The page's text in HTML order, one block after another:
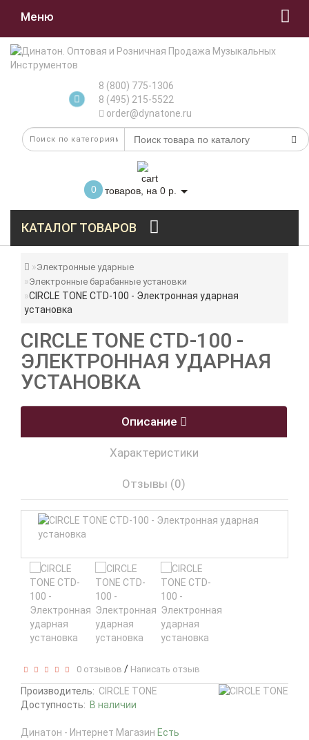
Меню
8 (800) 775-1306
8 (495) 215-5522
order@dynatone.ru
0 товаров, на 0 р.
КАТАЛОГ ТОВАРОВ
Электронные ударные
Электронные барабанные установки
CIRCLE TONE CTD-100 - Электронная ударная
установка
CIRCLE TONE CTD-100 -
ЭЛЕКТРОННАЯ УДАРНАЯ
УСТАНОВКА
Описание
Характеристики
Отзывы (0)
0 отзывов / Написать отзыв
Производитель: CIRCLE TONE
Доступность: В наличии
Динатон - Интернет Магазин Есть